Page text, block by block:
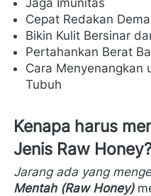
Cepat Redakan
Bikin Kulit Bersinar
Pertahankan Berat
Cara Menyenangkan
Tubuh
Kenapa harus
Jenis Raw
Jarang ada yang
Mentah (Raw Honey)